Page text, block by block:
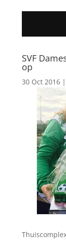
SVF
op
30 Oct 2016|